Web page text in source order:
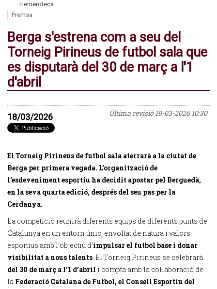
Hemeroteca
Premsa
Berga s'estrena com a seu del
Torneig Pirineus de futbol sala que
es disputarà del 30 de març a l'1
d'abril
Última revisió19-03-2026 10:30
18/03/2026
El Torneig Pirineus de futbol sala aterrarà a la ciutat de
Berga per primera vegada. L’organització de
l’esdeveniment esportiu ha decidit apostar pel Berguedà,
en la seva quarta edició, després del seu pas per la
Cerdanya.
La competició reunirà diferents equips de diferents punts de
Catalunya en un entorn únic, envoltat de natura i valors
esportius amb l’objectiu d’impulsar el futbol base i donar
visibilitat a nous talents. El Torneig Pirineus se celebrarà
del 30 de març a l’1 d’abril i compta amb la col·laboració de
la Federació Catalana de Futbol, el Consell Esportiu del